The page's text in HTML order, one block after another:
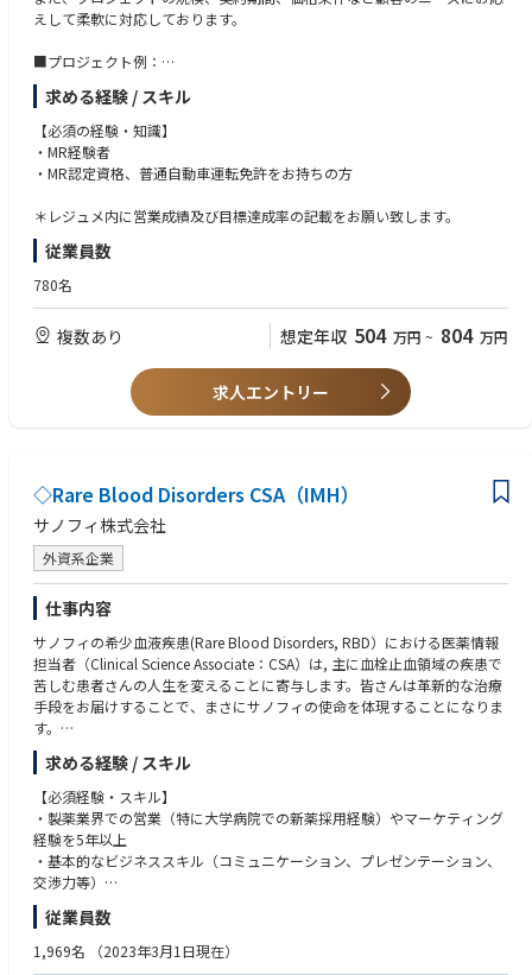
えして柔軟に対応しております。
■プロジェクト例：
・各疾患領域（糖尿病、循環器、消化器、オンコロジー、希少疾患など）
に網羅的に対応
・製品（新薬、長期収載品、ジェネリック医薬品）の対応
施設（DPC病院、大学病院、基幹病院、保険薬局本部／店舗、特約店な
ど）の対応
・成果報酬型（KPI設定による価格変動型）
力化、女性／シニア人材によるパートタイム型）
求める経験 / スキル
【必須の経験・知識】
・MR経験者
・MR認定資格、普通自動車運転免許をお持ちの方
＊レジュメ内に営業成績及び目標達成率の記載をお願い致します。
従業員数
780名
複数あり 想定年収 504 万円 ~ 804 万円
求人エントリー
◇Rare Blood Disorders CSA（IMH）
サノフィ株式会社
外資系企業
仕事内容
サノフィの希少血液疾患(Rare Blood Disorders, RBD）における医薬情報
担当者（Clinical Science Associate：CSA）は, 主に血栓止血領域の疾患で
苦しむ患者さんの人生を変えることに寄与します。皆さんは革新的な治療
手段をお届けすることで、まさにサノフィの使命を体現することになりま
す。
プロダクトプランを理解し, 卓越した実行を推進することで, 免疫性血液疾
患領域におけるリーダーのポジションを確立します。
ITP（免疫性血小板減少症）および後天性TTP（血栓性血小板減少性紫斑
病）の患者さんに、最適な治療選択肢を届けるために、エリアまたは全国
レベルでのプロモーション活動を牽引いただきます。そのために、チーム
新しいビジネスモデルの構築に挑戦し続けられる方を求めています。
-サノフィの使命；"人々の暮らしをより良くするため、科学のもたらす奇
求める経験 / スキル
【必須経験・スキル】
・製薬業界での営業（特に大学病院での新薬採用経験）やマーケティング
経験を5年以上
・基本的なビジネススキル（コミュニケーション、プレゼンテーション、
交渉力等）
・基本的なコンピュータ / iPad関連スキル： Word、Excel、PowerPoint
・結果志向: 目標達成に向けたPDCAサイクルの実践
・リーダーシップ: チームメンバーへのポジティブな影響・サポート能力
従業員数
1,969名 （2023年3月1日現在）